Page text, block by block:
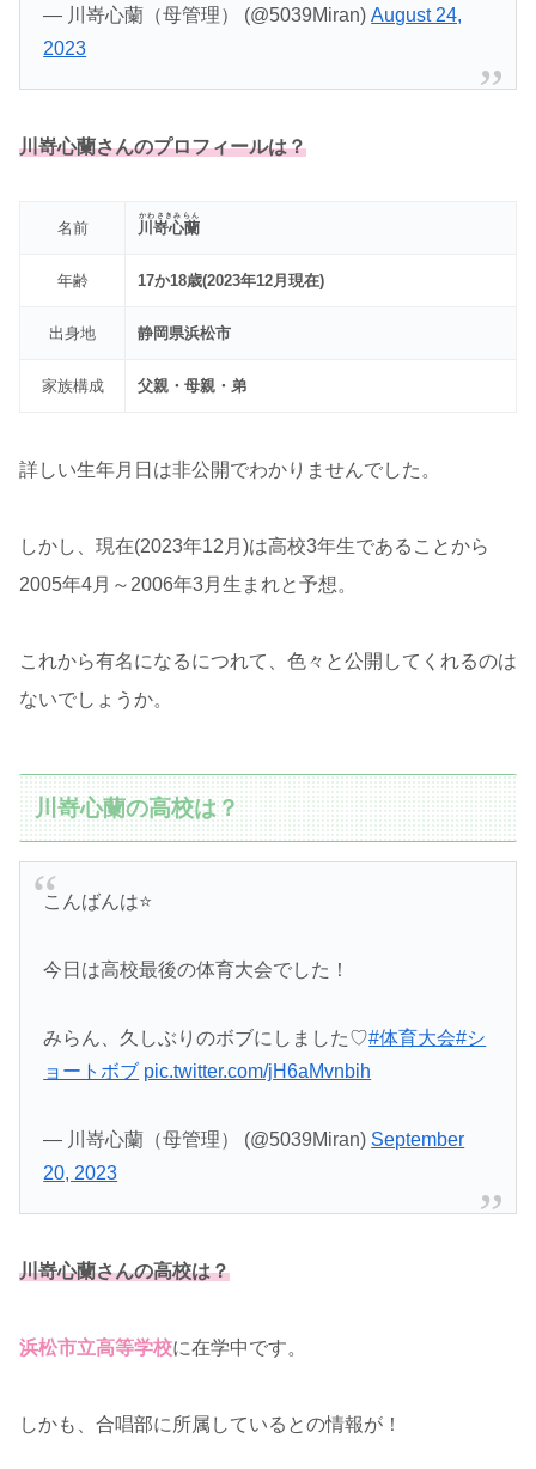
— 川嵜心蘭（母管理） (@5039Miran)August 24,
2023
川嵜心蘭さんのプロフィールは？
名前 川嵜心蘭
かわさきみらん
年齢 17か18歳(2023年12月現在)
出身地 静岡県浜松市
家族構成 父親・母親・弟
詳しい生年月日は非公開でわかりませんでした。
しかし、現在(2023年12月)は高校3年生であることから
2005年4月～2006年3月生まれと予想。
これから有名になるにつれて、色々と公開してくれるのは
ないでしょうか。
川嵜心蘭の高校は？
こんばんは⭐️
今日は高校最後の体育大会でした！
みらん、久しぶりのボブにしました♡#体育大会#シ
ョートボブ pic.twitter.com/jH6aMvnbih
— 川嵜心蘭（母管理） (@5039Miran) September
20, 2023
川嵜心蘭さんの高校は？
浜松市立高等学校に在学中です。
しかも、合唱部に所属しているとの情報が！